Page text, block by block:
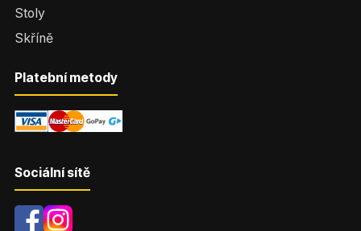
Stoly
Skříně
Platební metody
Sociální sítě